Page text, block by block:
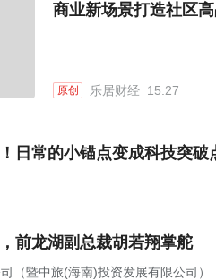
商业新场景打造社区
原创 乐居财经 15:27
日常的小锚点变成科技突破
前龙湖副总裁胡若翔掌舵
（暨中旅(海南)投资发展有限公司